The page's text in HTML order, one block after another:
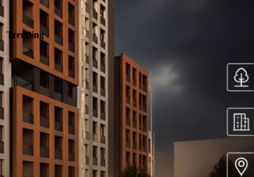
Trending